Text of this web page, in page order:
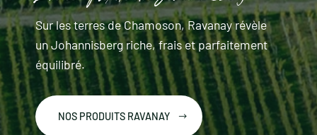
Sur les terres de Chamoson, Ravanay révèle
un Johannisberg riche, frais et parfaitement
équilibré.
NOS PRODUITS RAVANAY